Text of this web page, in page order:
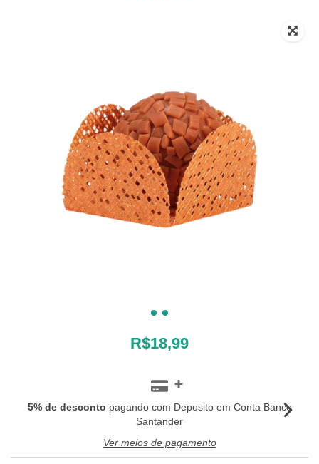
R$18,99
5% de desconto pagando com Deposito em Conta Banco
Santander
Ver meios de pagamento